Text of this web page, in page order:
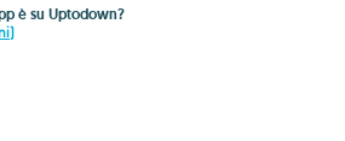
è su Uptodown?